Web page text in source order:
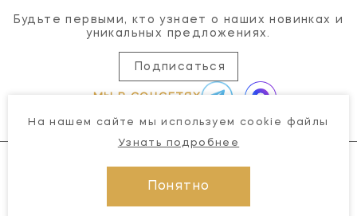
Будьте первыми, кто узнает о наших новинках и
уникальных предложениях.
Подписаться
МЫ В СОЦСЕТЯХ
На нашем сайте мы используем cookie файлы
Узнать подробнее
Понятно